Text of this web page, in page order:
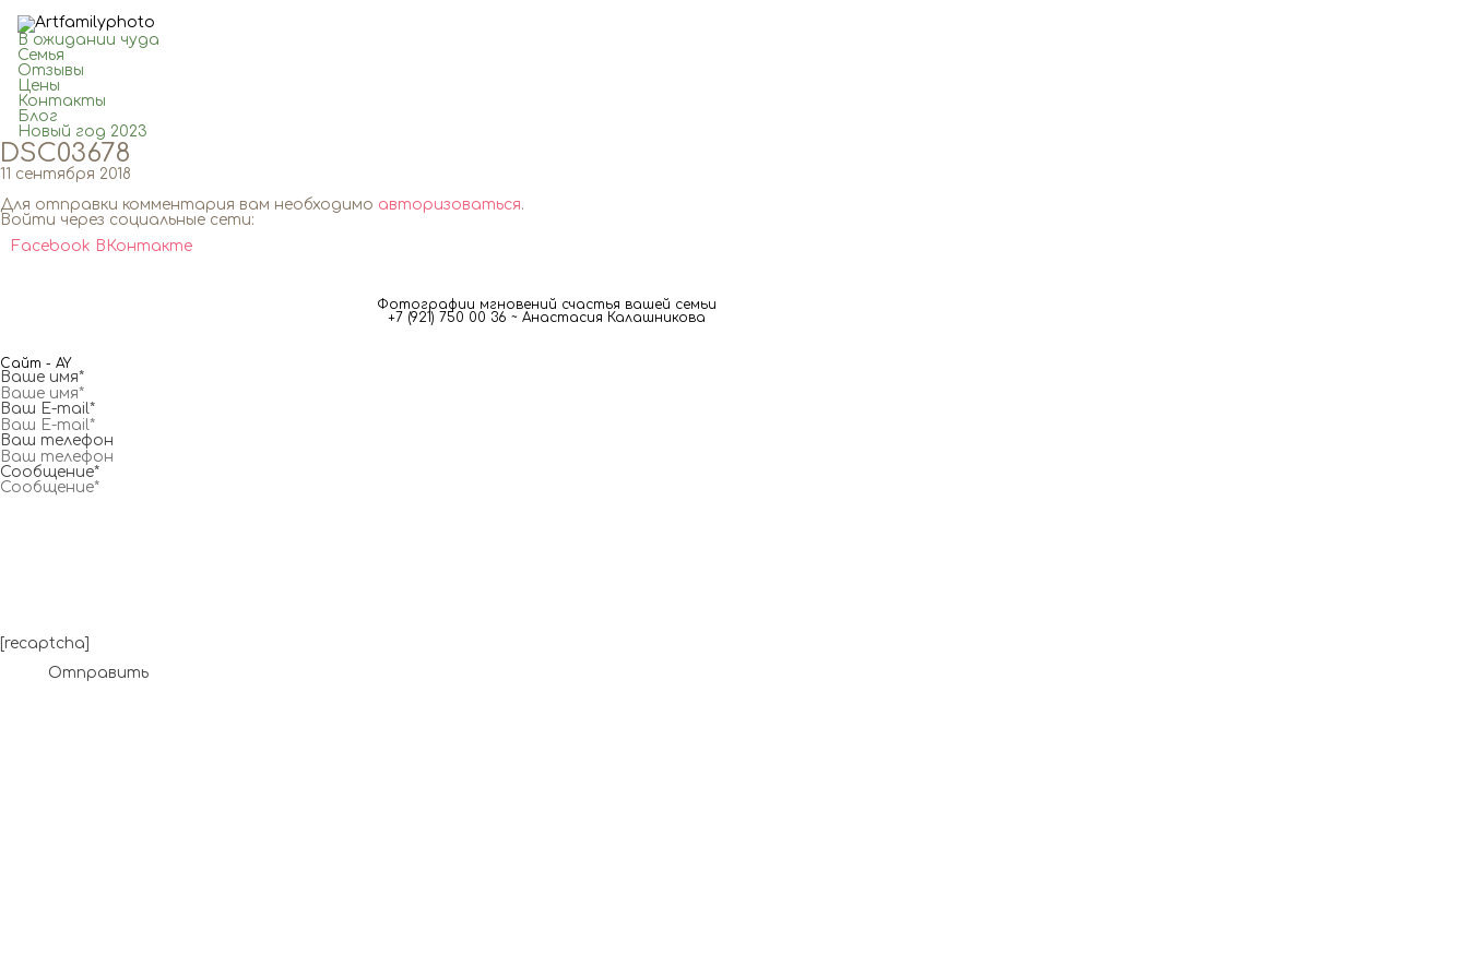
В ожидании чуда
Семья
Отзывы
Цены
Контакты
Блог
Новый год 2023
DSC03678
11 сентября 2018
Для отправки комментария вам необходимо авторизоваться.
Войти через социальные сети:
Facebook ВКонтакте
Фотографии мгновений счастья вашей семьи
+7 (921) 750 00 36 ~ Анастасия Калашникова
Сайт - AY
Ваше имя*
Ваш E-mail*
Ваш телефон
Сообщение*
[recaptcha]